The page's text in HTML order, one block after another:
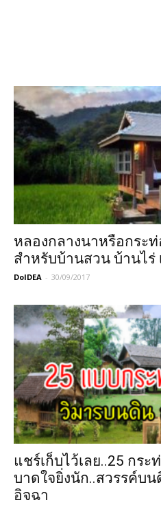
หลองกลางนาหรือกระ
สำหรับบ้านสวน บ้านไร่
DoIDEA - 30/09/2017
แชร์เก็บไว้เลย..25 กระ
บาดใจยิ่งนัก..สวรรค์บ
อิจฉา